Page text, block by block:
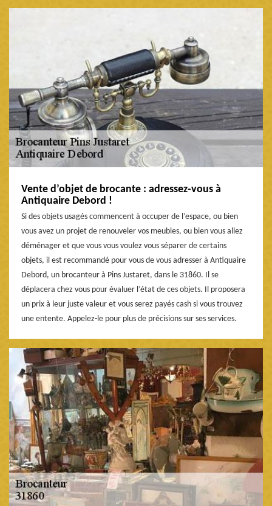
Vente d’objet de brocante : adressez-vous à
Antiquaire Debord !
Si des objets usagés commencent à occuper de l’espace, ou bien
vous avez un projet de renouveler vos meubles, ou bien vous allez
déménager et que vous vous voulez vous séparer de certains
objets, il est recommandé pour vous de vous adresser à Antiquaire
Debord, un brocanteur à Pins Justaret, dans le 31860. Il se
déplacera chez vous pour évaluer l’état de ces objets. Il proposera
un prix à leur juste valeur et vous serez payés cash si vous trouvez
une entente. Appelez-le pour plus de précisions sur ses services.